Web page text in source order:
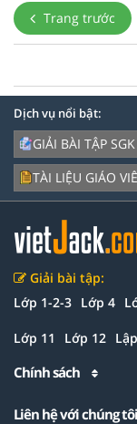
Trang trước
Dịch vụ nổi bật:
GIẢI BÀI TẬP
TÀI LIỆU GIÁO
Giải bài tập:
Lớp 1-2-3 Lớp 4
Lớp 11 Lớp 12
Chính sách
Liên hệ với chúng tôi